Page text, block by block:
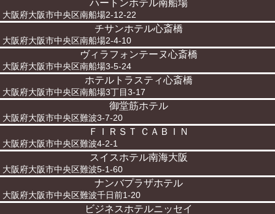
ハートンホテル南船場
大阪府大阪市中央区南船場2-12-22
チサンホテル心斎橋
大阪府大阪市中央区南船場2-4-10
ヴィラフォンテーヌ心斎橋
大阪府大阪市中央区南船場3-5-24
ホテルトラスティ心斎橋
大阪府大阪市中央区南船場3丁目3-17
御堂筋ホテル
大阪府大阪市中央区難波3-7-20
ＦＩＲＳＴ ＣＡＢＩＮ
大阪府大阪市中央区難波4-2-1
スイスホテル南海大阪
大阪府大阪市中央区難波5-1-60
ナンバプラザホテル
大阪府大阪市中央区難波千日前1-20
ビジネスホテルニッセイ